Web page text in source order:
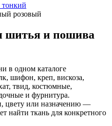
розовый
шитья и пошива
в одном каталоге
шифон, креп, вискоза,
твид, костюмные,
и фурнитура.
цвету или назначению —
найти ткань для конкретного